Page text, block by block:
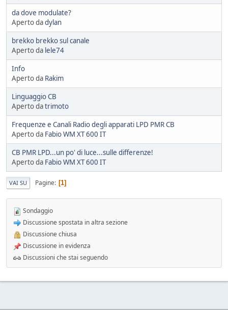
da dove modulate?
Aperto dadylan
brekko brekko sul canale
Aperto da lele74
Info
Aperto da Rakim
Linguaggio CB
Aperto datrimoto
Frequenze e Canali Radio degli apparati LPD PMR CB
Aperto da Fabio WM XT 600 IT
CB PMR LPD...un po' di luce...sulle differenze!
Aperto da Fabio WM XT 600 IT
VAI SU Pagine 1
Sondaggio
Discussione spostata in altra sezione
Discussione chiusa
Discussione in evidenza
Discussioni che stai seguendo